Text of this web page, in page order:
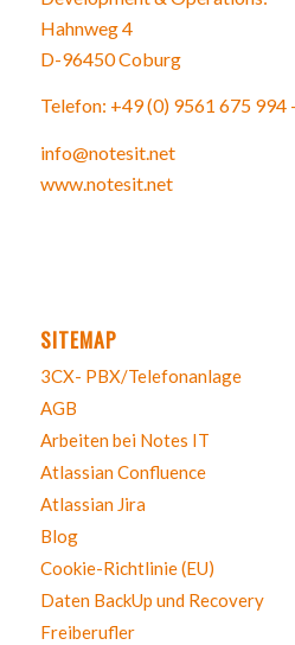
Hahnweg 4
D-96450 Coburg
Telefon: +49 (0) 9561 675 994
info@notesit.net
www.notesit.net
SITEMAP
3CX- PBX/Telefonanlage
AGB
Arbeiten bei Notes IT
Atlassian Confluence
Atlassian Jira
Blog
Cookie-Richtlinie (EU)
Daten BackUp und Recovery
Freiberufler